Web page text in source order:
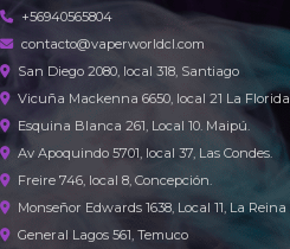
+56940565804
contacto@vaperworldcl.com
San Diego 2080, local 318, Santiago
Vicuña Mackenna 6650, local 21 La Florida.
Esquina Blanca 261, Local 10. Maipú.
Av Apoquindo 5701, local 37, Las Condes.
Freire 746, local 8, Concepción.
Monseñor Edwards 1638, Local 11, La Reina
General Lagos 561, Temuco